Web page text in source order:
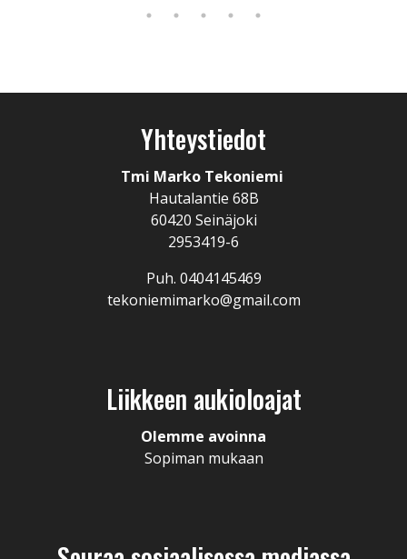
Yhteystiedot
Tmi Marko Tekoniemi
Hautalantie 68B
60420 Seinäjoki
2953419-6
Puh. 0404145469
tekoniemimarko@gmail.com
Liikkeen aukioloajat
Olemme avoinna
Sopiman mukaan